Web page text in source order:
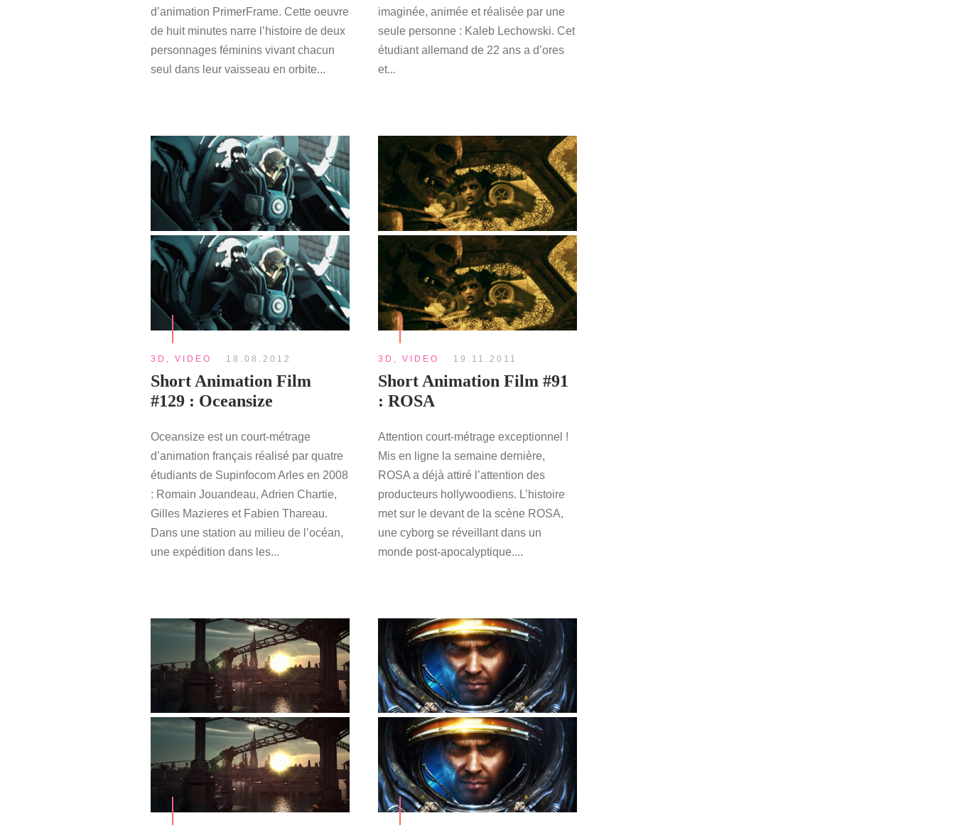
d’animation PrimerFrame. Cette oeuvre
de huit minutes narre l’histoire de deux
personnages féminins vivant chacun
seul dans leur vaisseau en orbite...
imaginée, animée et réalisée par une
seule personne : Kaleb Lechowski. Cet
étudiant allemand de 22 ans a d’ores
et...
3D VIDEO 18.08.2012
Short Animation Film
#129 : Oceansize
Oceansize est un court-métrage
d’animation français réalisé par quatre
étudiants de Supinfocom Arles en 2008
: Romain Jouandeau, Adrien Chartie,
Gilles Mazieres et Fabien Thareau.
Dans une station au milieu de l’océan,
une expédition dans les...
3D VIDEO 19.11.2011
Short Animation Film #91
: ROSA
Attention court-métrage exceptionnel !
Mis en ligne la semaine dernière,
ROSA a déjà attiré l’attention des
producteurs hollywoodiens. L’histoire
met sur le devant de la scène ROSA,
une cyborg se réveillant dans un
monde post-apocalyptique....